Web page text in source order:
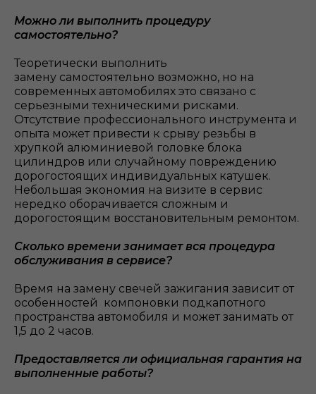
Можно ли выполнить процедуру
самостоятельно?
Теоретически выполнить
замену самостоятельно возможно, но на
современных автомобилях это связано с
серьезными техническими рисками.
Отсутствие профессионального инструмента и
опыта может привести к срыву резьбы в
хрупкой алюминиевой головке блока
цилиндров или случайному повреждению
дорогостоящих индивидуальных катушек.
Небольшая экономия на визите в сервис
нередко оборачивается сложным и
дорогостоящим восстановительным ремонтом.
Сколько времени занимает вся процедура
обслуживания в сервисе?
Время на замену свечей зажигания зависит от
особенностей компоновки подкапотного
пространства автомобиля и может занимать от
1,5 до 2 часов.
Предоставляется ли официальная гарантия на
выполненные работы?